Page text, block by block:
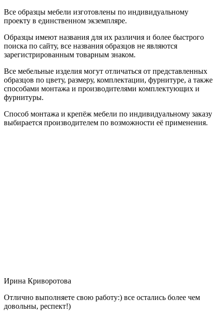
Все образцы мебели изготовлены по индивидуальному
проекту в единственном экземпляре.
Образцы имеют названия для их различия и более быстрого
поиска по сайту, все названия образцов не являются
зарегистрированным товарным знаком.
Все мебельные изделия могут отличаться от представленных
образцов по цвету, размеру, комплектации, фурнитуре, а также
способами монтажа и производителями комплектующих и
фурнитуры.
Способ монтажа и крепёж мебели по индивидуальному заказу
выбирается производителем по возможности её применения.
Ирина Криворотова
Отлично выполняете свою работу:) все остались более чем
довольны, респект!)